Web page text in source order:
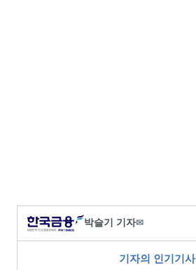
박슬기 기자✉
기자의 인기기사